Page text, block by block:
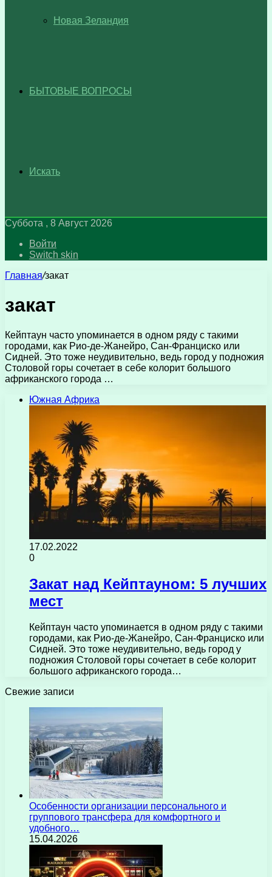
Новая Зеландия
БЫТОВЫЕ ВОПРОСЫ
Искать
Суббота , 8 Август 2026
Войти
Switch skin
Главная/закат
закат
Кейптаун часто упоминается в одном ряду с такими
городами, как Рио-де-Жанейро, Сан-Франциско или
Сидней. Это тоже неудивительно, ведь город у подножия
Столовой горы сочетает в себе колорит большого
африканского города …
Южная Африка
17.02.2022
0
Закат над Кейптауном: 5 лучших
мест
Кейптаун часто упоминается в одном ряду с такими
городами, как Рио-де-Жанейро, Сан-Франциско или
Сидней. Это тоже неудивительно, ведь город у
подножия Столовой горы сочетает в себе колорит
большого африканского города…
Свежие записи
Особенности организации персонального и
группового трансфера для комфортного и
удобного…
15.04.2026